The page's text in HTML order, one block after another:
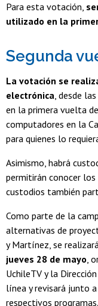
Para esta votación,
utilizado en la
Segunda
La votación se
electrónica, desde
en la primera vuelta
computadores en la
para quienes lo
Asimismo, habrá
permitirán conocer
custodios también
Como parte de la
alternativas de
y Martínez, se
jueves 28 de mayo,
UchileTV y la
línea y revisará junto
respectivos programas.